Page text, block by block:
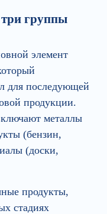
группы
элемент
для последующей
продукции.
металлы
(бензин,
(доски,
продукты,
стадиях